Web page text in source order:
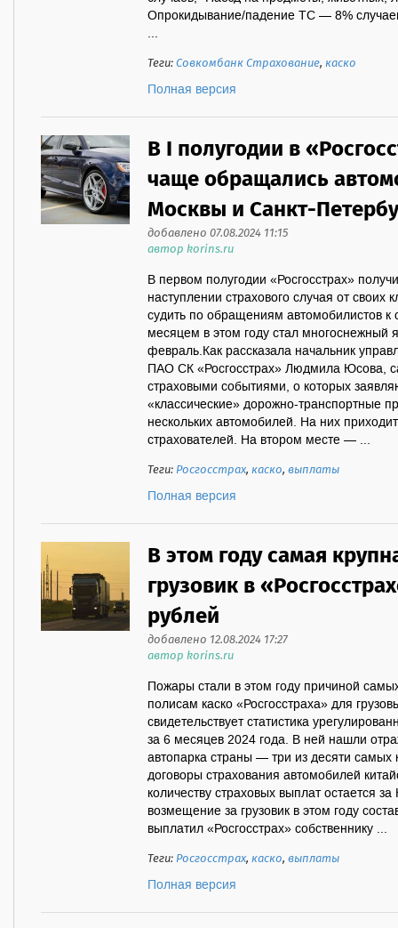
Опрокидывание/падение ТС — 8%
...
Теги:Совкомбанк Страхование,каско
Полная версия
В I полугодии в
чаще обращались
Москвы и Санкт-
добавлено 07.08.2024 11:15
автор korins.ru
В первом полугодии «Росгосстрах»
наступлении страхового случая от своих
судить по обращениям автомобилистов
месяцем в этом году стал многоснежный
февраль.Как рассказала начальник
ПАО СК «Росгосстрах» Людмила Юсова,
страховыми событиями, о которых
«классические» дорожно-транспортные
нескольких автомобилей. На них
страхователей. На втором месте — ...
Теги:Росгосстрах,каско,выплаты
Полная версия
В этом году самая
грузовик в
рублей
добавлено 12.08.2024 17:27
автор korins.ru
Пожары стали в этом году причиной
полисам каско «Росгосстраха» для
свидетельствует статистика
за 6 месяцев 2024 года. В ней нашли
автопарка страны — три из десяти самых
договоры страхования автомобилей
количеству страховых выплат остается
возмещение за грузовик в этом году
выплатил «Росгосстрах» собственнику ...
Теги:Росгосстрах,каско,выплаты
Полная версия